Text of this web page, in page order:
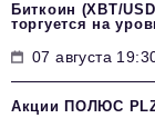
Биткоин (XBT/
торгуется на
07 августа
Акции ПОЛЮС